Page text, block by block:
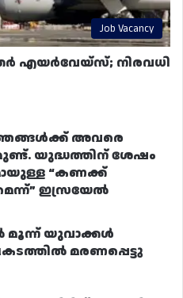
Job Vacancy
എയർവേയ്‌സ്; നിരവധി
അവരെ
യുദ്ധത്തിന് ശേഷം
“കണക്ക്
ഇസ്രയേൽ
മൂന്ന് യുവാക്കൾ
മരണപ്പെട്ടു